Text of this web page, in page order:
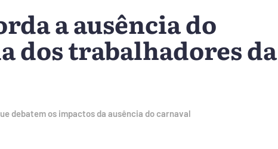
a ausência do
dos trabalhadores da
debatem os impactos da ausência do carnaval